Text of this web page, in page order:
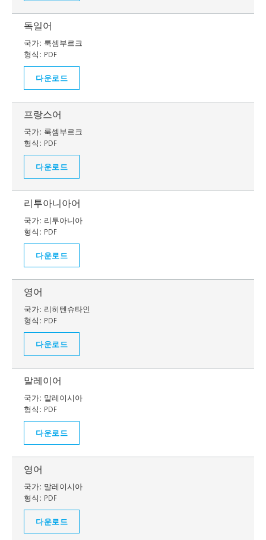
독일어
국가: 룩셈부르크
형식: PDF
다운로드
프랑스어
국가: 룩셈부르크
형식: PDF
다운로드
리투아니아어
국가: 리투아니아
형식: PDF
다운로드
영어
국가: 리히텐슈타인
형식: PDF
다운로드
말레이어
국가: 말레이시아
형식: PDF
다운로드
영어
국가: 말레이시아
형식: PDF
다운로드